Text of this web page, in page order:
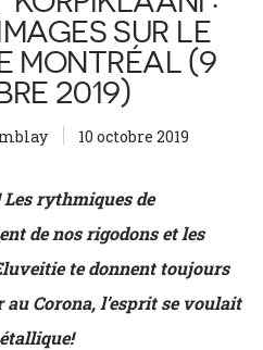
SUR LE
MONTRÉAL (9
2019)
10 octobre 2019
rythmiques de
de nos rigodons et les
te donnent toujours
Corona, l’esprit se voulait